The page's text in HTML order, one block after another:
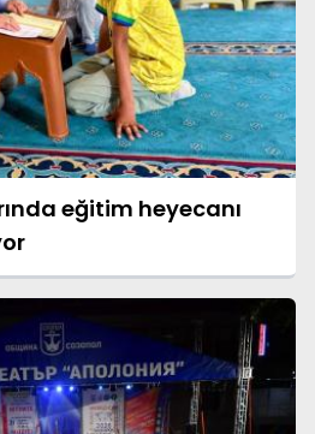
eğitim heyecanı